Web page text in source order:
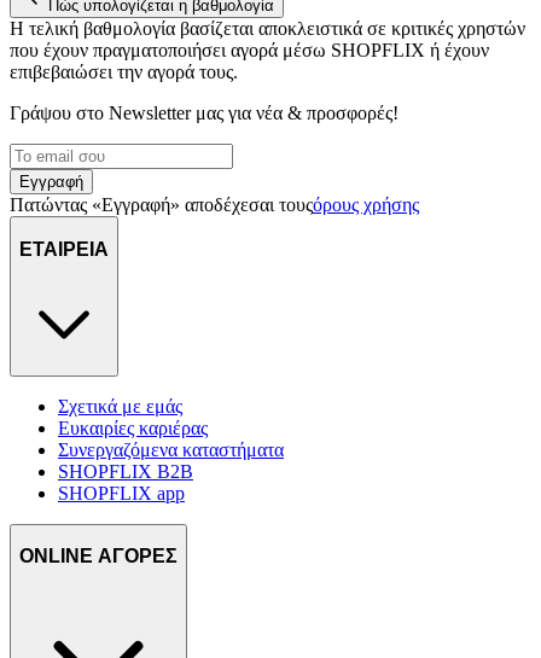
Πώς υπολογίζεται η βαθμολογία
Η τελική βαθμολογία βασίζεται αποκλειστικά σε κριτικές χρηστών
που έχουν πραγματοποιήσει αγορά μέσω SHOPFLIX ή έχουν
επιβεβαιώσει την αγορά τους.
Γράψου στο Νewsletter μας για νέα & προσφορές!
Εγγραφή
Πατώντας «Εγγραφή» αποδέχεσαι τουςόρους χρήσης
ΕΤΑΙΡΕΙΑ
Σχετικά με εμάς
Ευκαιρίες καριέρας
Συνεργαζόμενα καταστήματα
SHOPFLIX B2B
SHOPFLIX app
ONLINE ΑΓΟΡΕΣ